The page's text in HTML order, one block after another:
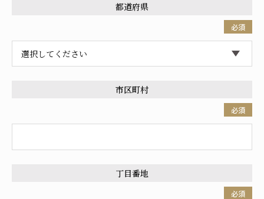
都道府県
必須
市区町村
必須
丁目番地
必須